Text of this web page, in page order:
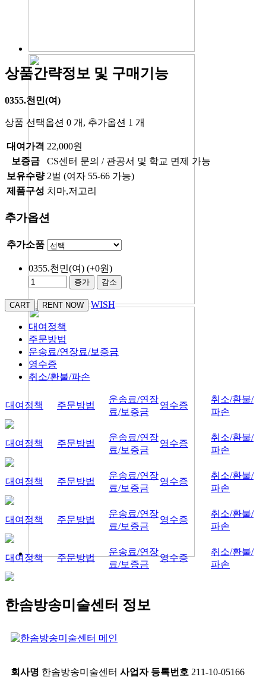
상품간략정보 및 구매기능
0355.천민(여)
상품 선택옵션 0 개, 추가옵션 1 개
대여가격 22,000원
보증금
CS센터 문의 / 관공서 및 학교 면제 가능
보유수량 2벌 (여자 55-66 가능)
제품구성 치마,저고리
추가옵션
추가소품
0355.천민(여) (+0원)
증가 감소
WISH
대여정책
주문방법
운송료/연장료/보증금
영수증
취소/환불/파손
대여정책 주문방법
운송료/연장
료/보증금
영수증
취소/환불/
파손
대여정책 주문방법
운송료/연장
료/보증금
영수증
취소/환불/
파손
대여정책 주문방법
운송료/연장
료/보증금
영수증
취소/환불/
파손
대여정책 주문방법
운송료/연장
료/보증금
영수증
취소/환불/
파손
대여정책 주문방법
운송료/연장
료/보증금
영수증
취소/환불/
파손
한솜방송미술센터 정보
회사명 한솜방송미술센터 사업자 등록번호 211-10-05166